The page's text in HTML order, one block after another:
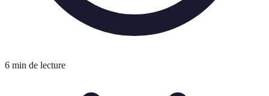
6 min de lecture